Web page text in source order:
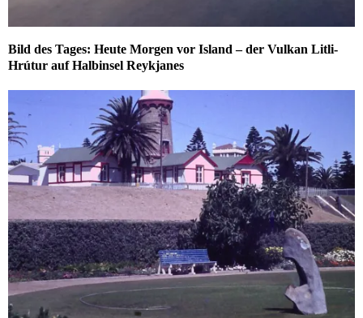
Bild des Tages: Heute Morgen vor Island – der Vulkan Litli-
Hrútur auf Halbinsel Reykjanes